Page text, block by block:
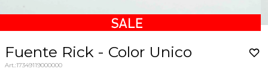
Fuente Rick - Color Unico
17349119000000